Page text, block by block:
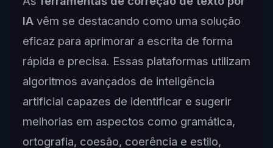
IAvêm se destacando como uma solução
eficaz para aprimorar a escrita de forma
rápida e precisa. Essas plataformas utilizam
algoritmos avançados de inteligência
artificial capazes de identificar e sugerir
melhorias em aspectos como gramática,
ortografia, coesão, coerência e estilo,